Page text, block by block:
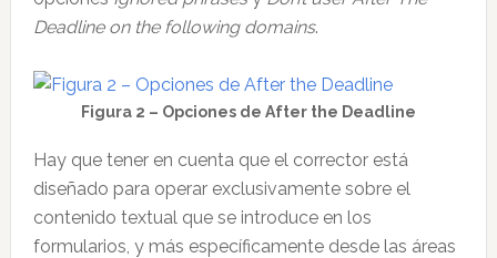
Deadline on the following domains.
Figura 2 – Opciones de After the Deadline
Hay que tener en cuenta que el corrector está
diseñado para operar exclusivamente sobre el
contenido textual que se introduce en los
formularios, y más específicamente desde las áreas